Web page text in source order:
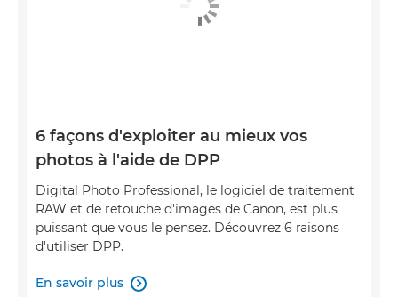
6 façons d'exploiter au mieux vos
photos à l'aide de DPP
Digital Photo Professional, le logiciel de traitement
RAW et de retouche d'images de Canon, est plus
puissant que vous le pensez. Découvrez 6 raisons
d'utiliser DPP.
En savoir plus 